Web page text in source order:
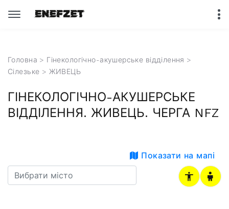
Головна > Гінекологічно-акушерське відділення >
Сілезьке > ЖИВЕЦЬ
ГІНЕКОЛОГІЧНО-АКУШЕРСЬКЕ
ВІДДІЛЕННЯ. ЖИВЕЦЬ. ЧЕРГА NFZ
Показати на мапі